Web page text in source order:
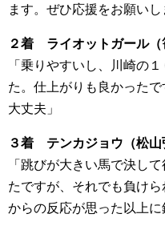
ます。ぜひ応援をお願いし
２着 ライオットガール（
「乗りやすいし、川崎の
た。仕上がりも良かった
大丈夫」
３着 テンカジョウ（松山
「跳びが大きい馬で決し
たですが、それでも負け
からの反応が思った以上に